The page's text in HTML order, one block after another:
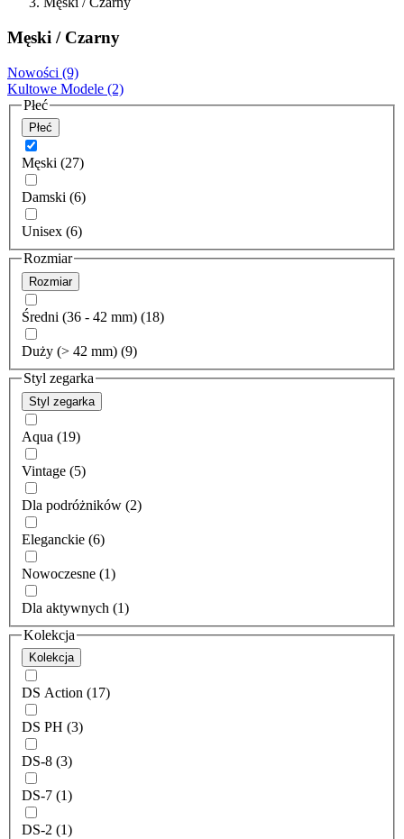
Męski / Czarny
Nowości (9)
Kultowe Modele (2)
Płeć
Płeć
Męski (27)
Damski (6)
Unisex (6)
Rozmiar
Rozmiar
Średni (36 - 42 mm) (18)
Duży (> 42 mm) (9)
Styl zegarka
Styl zegarka
Aqua (19)
Vintage (5)
Dla podróżników (2)
Eleganckie (6)
Nowoczesne (1)
Dla aktywnych (1)
Kolekcja
Kolekcja
DS Action (17)
DS PH (3)
DS-8 (3)
DS-7 (1)
DS-2 (1)